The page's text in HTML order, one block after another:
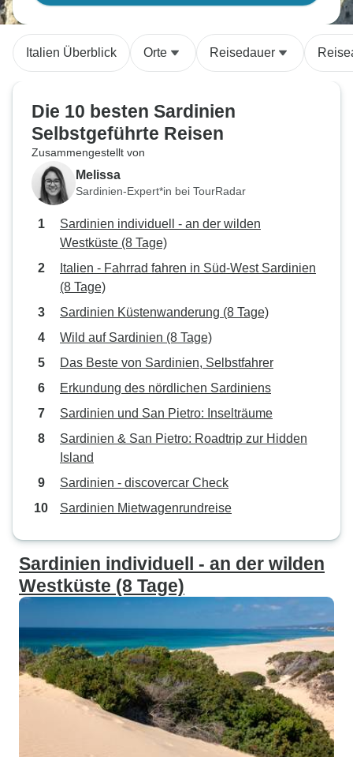
Italien Überblick Orte Reisedauer
Die 10 besten Sardinien
Selbstgeführte Reisen
Zusammengestellt von
Melissa
Sardinien-Expert*in bei TourRadar
Sardinien individuell - an der wilden
Westküste (8 Tage)
Italien - Fahrrad fahren in Süd-West Sardinien
(8 Tage)
Sardinien Küstenwanderung (8 Tage)
Wild auf Sardinien (8 Tage)
Das Beste von Sardinien, Selbstfahrer
Erkundung des nördlichen Sardiniens
Sardinien und San Pietro: Inselträume
Sardinien & San Pietro: Roadtrip zur Hidden
Island
Sardinien - discovercar Check
Sardinien Mietwagenrundreise
Sardinien individuell - an der wilden
Westküste (8 Tage)